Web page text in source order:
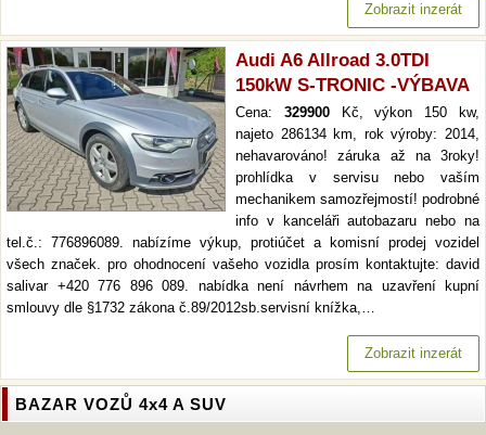
Zobrazit inzerát
Audi A6 Allroad 3.0TDI
150kW S-TRONIC -VÝBAVA
Cena: 329900Kč, výkon 150 kw,
najeto 286134 km, rok výroby: 2014,
nehavarováno! záruka až na 3roky!
prohlídka v servisu nebo vaším
mechanikem samozřejmostí! podrobné
info v kanceláři autobazaru nebo na
tel.č.: 776896089. nabízíme výkup, protiúčet a komisní prodej vozidel
všech značek. pro ohodnocení vašeho vozidla prosím kontaktujte: david
salivar +420 776 896 089. nabídka není návrhem na uzavření kupní
smlouvy dle §1732 zákona č.89/2012sb.servisní knížka,…
Zobrazit inzerát
BAZAR VOZŮ 4x4 A SUV